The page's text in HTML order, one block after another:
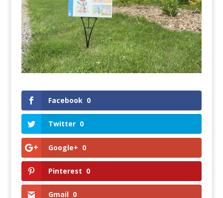
Facebook 0
Twitter 0
Google+ 0
Pinterest 0
Gmail 0